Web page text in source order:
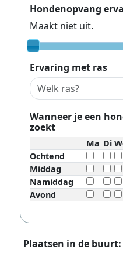
Hondenopvang
Maakt niet uit.
Ervaring met ras
Wanneer je een
zoekt
Ma Di
Ochtend
Middag
Namiddag
Avond
Plaatsen in de buurt: